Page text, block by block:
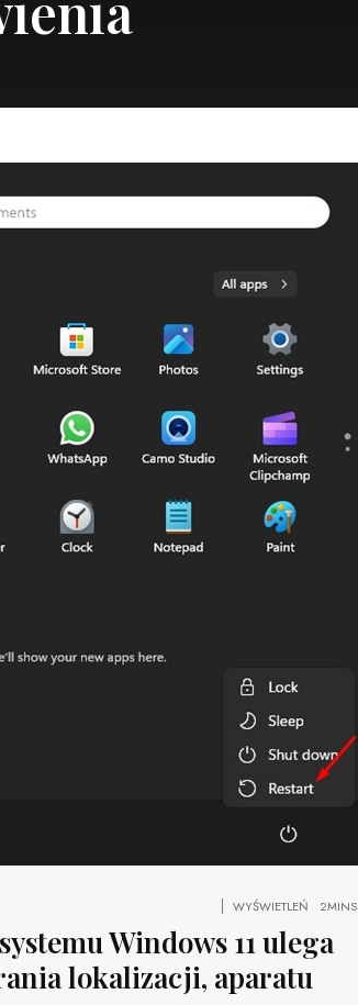
WYŚWIETLEŃ 2MINS
Windows 11 ulega
lokalizacji, aparatu